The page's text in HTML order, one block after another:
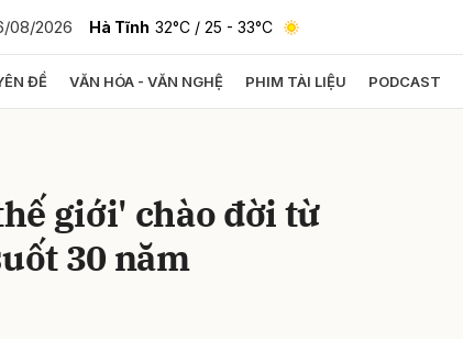
08/2026 Hà Tĩnh 32°C / 25 - 33°C
ĐỀ VĂN HÓA - VĂN NGHỆ PHIM TÀI LIỆU PODCAST
giới' chào đời từ
30 năm
luận